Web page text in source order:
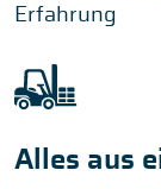
Erfahrung
Alles aus